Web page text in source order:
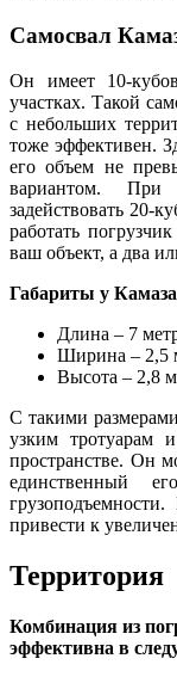
Самосвал
Он имеет 10-
участках. Такой
с небольших
тоже эффективен.
его объем не
вариантом.
задействовать 20-
работать
ваш объект, а два
Габариты у
Длина – 7
Ширина – 2,5
Высота – 2,8
С такими
узким тротуарам
пространстве. Он
единственный
привести к
Территория
Комбинация из
эффективна в